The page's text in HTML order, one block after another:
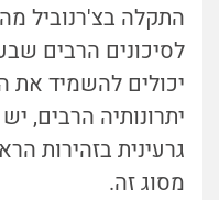
התקלה בצ'רנוביל
לסיכונים הרבים
יכולים להשמיד את
יתרונותיה הרבים,
גרעינית בזהירות
מסוג זה.